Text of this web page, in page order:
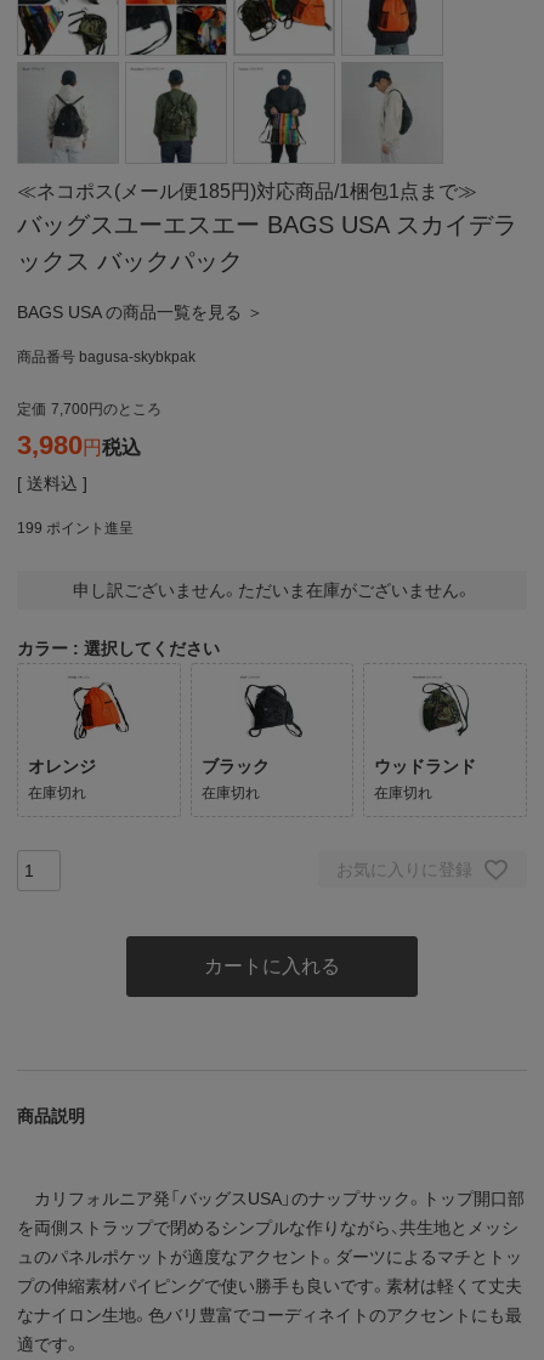
≪ネコポス(メール便185円)対応商品/1梱包1点まで≫
バッグスユーエスエー BAGS USA スカイデラ
ックス バックパック
BAGS USA の商品一覧を見る ＞
商品番号 bagusa-skybkpak
定価 7,700 のところ
3,980 税込
送料込
199 ポイント進呈
申し訳ございません。ただいま在庫がございません。
カラー 選択してください
オレンジ
在庫切れ
ブラック
在庫切れ
ウッドランド
在庫切れ
お気に入りに登録
カートに入れる
商品説明
カリフォルニア発「バッグスUSA」のナップサック。トップ開口部
を両側ストラップで閉めるシンプルな作りながら、共生地とメッシ
ュのパネルポケットが適度なアクセント。ダーツによるマチとトッ
プの伸縮素材パイピングで使い勝手も良いです。素材は軽くて丈夫
なナイロン生地。色バリ豊富でコーディネイトのアクセントにも最
適です。